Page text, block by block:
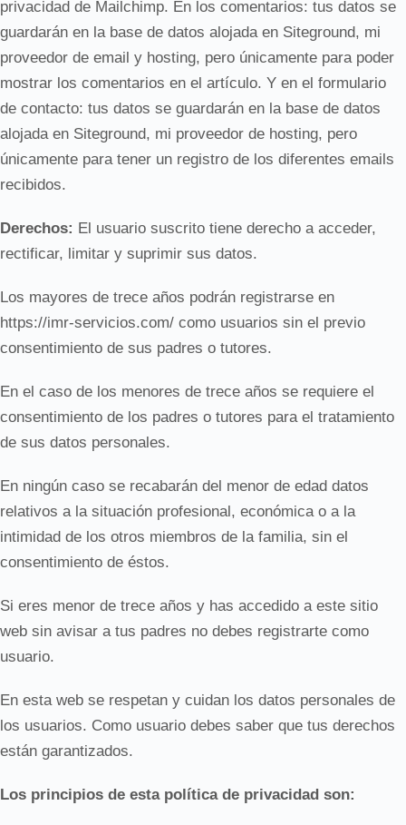
privacidad de Mailchimp. En los comentarios: tus datos se
guardarán en la base de datos alojada en Siteground, mi
proveedor de email y hosting, pero únicamente para poder
mostrar los comentarios en el artículo. Y en el formulario
de contacto: tus datos se guardarán en la base de datos
alojada en Siteground, mi proveedor de hosting, pero
únicamente para tener un registro de los diferentes emails
recibidos.
Derechos: El usuario suscrito tiene derecho a acceder,
rectificar, limitar y suprimir sus datos.
Los mayores de trece años podrán registrarse en
https://imr-servicios.com/ como usuarios sin el previo
consentimiento de sus padres o tutores.
En el caso de los menores de trece años se requiere el
consentimiento de los padres o tutores para el tratamiento
de sus datos personales.
En ningún caso se recabarán del menor de edad datos
relativos a la situación profesional, económica o a la
intimidad de los otros miembros de la familia, sin el
consentimiento de éstos.
Si eres menor de trece años y has accedido a este sitio
web sin avisar a tus padres no debes registrarte como
usuario.
En esta web se respetan y cuidan los datos personales de
los usuarios. Como usuario debes saber que tus derechos
están garantizados.
Los principios de esta política de privacidad son: